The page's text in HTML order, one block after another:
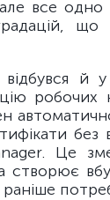
все одно
відбувся й
без
Це
створює
раніше